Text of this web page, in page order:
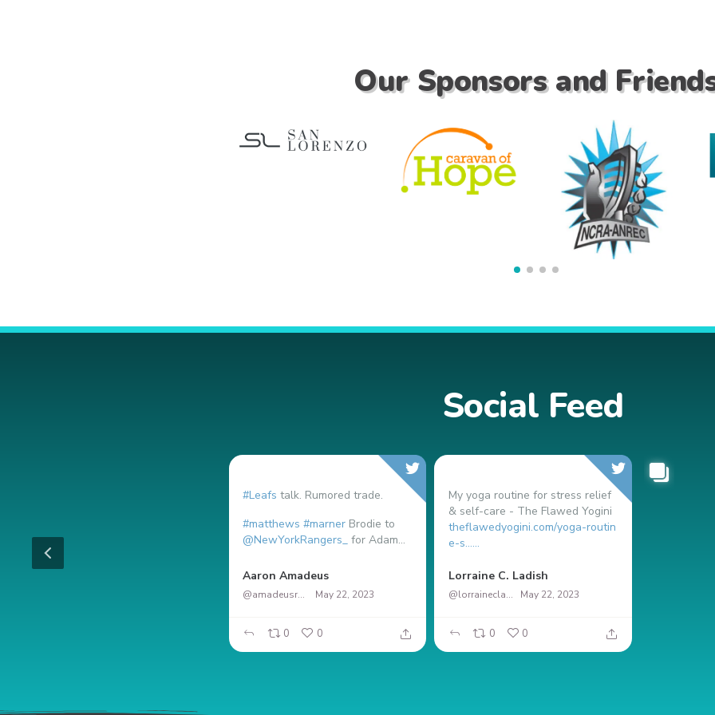
Our Sponsors and
Social Feed
#Leafs talk. Rumored trade.
#matthews #marner Brodie to
@NewYorkRangers_
for Adam...
Aaron Amadeus
@amadeusrock May 22, 2023
0 0
My yoga routine for stress relief
& self-care - The Flawed Yogini
theflawedyogini.com/yoga-routin
e-s…...
Lorraine C. Ladish
@lorrainecladish May 22, 2023
0 0